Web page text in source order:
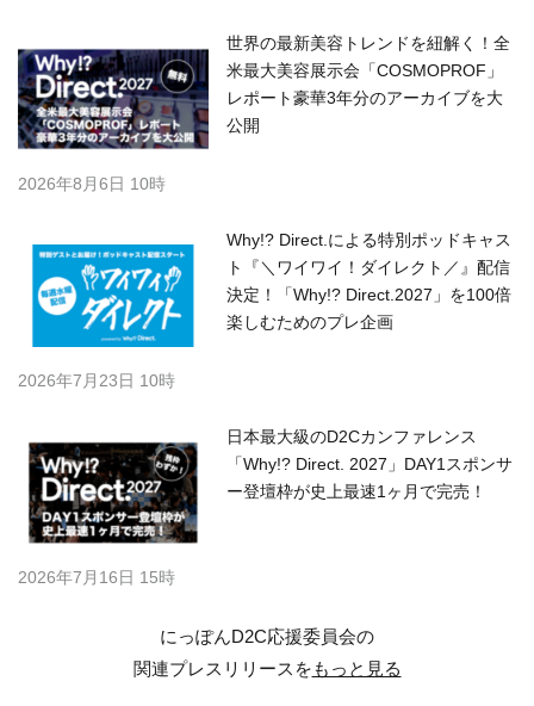
世界の最新美容トレンドを紐解く！全
米最大美容展示会「COSMOPROF」
レポート豪華3年分のアーカイブを大
公開
2026年8月6日 10時
Why!? Direct.による特別ポッドキャス
ト『＼ワイワイ！ダイレクト／』配信
決定！「Why!? Direct.2027」を100倍
楽しむためのプレ企画
2026年7月23日 10時
日本最大級のD2Cカンファレンス
「Why!? Direct. 2027」DAY1スポンサ
ー登壇枠が史上最速1ヶ月で完売！
2026年7月16日 15時
にっぽんD2C応援委員会の
関連プレスリリースをもっと見る